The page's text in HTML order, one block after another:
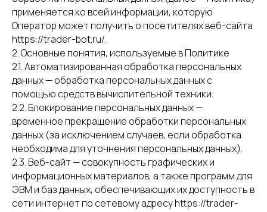
применяется ко всей информации, которую
Оператор может получить о посетителях веб-сайта
https://trader-bot.ru/.
2. Основные понятия, используемые в Политике
2.1. Автоматизированная обработка персональных
данных — обработка персональных данных с
помощью средств вычислительной техники.
2.2. Блокирование персональных данных —
временное прекращение обработки персональных
данных (за исключением случаев, если обработка
необходима для уточнения персональных данных).
2.3. Веб-сайт — совокупность графических и
информационных материалов, а также программ для
ЭВМ и баз данных, обеспечивающих их доступность в
сети интернет по сетевому адресу https://trader-